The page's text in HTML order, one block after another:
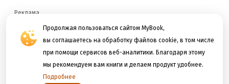
Продолжая пользоваться сайтом MyBook,
вы соглашаетесь на обработку файлов cookie, в том числе
при помощи сервисов веб-аналитики. Благодаря этому
мы рекомендуем вам книги и делаем продукт удобнее.
Подробнее
Реклама
reklama@litres.ru
Мы принимаем к оплате